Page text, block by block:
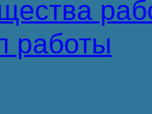
работы